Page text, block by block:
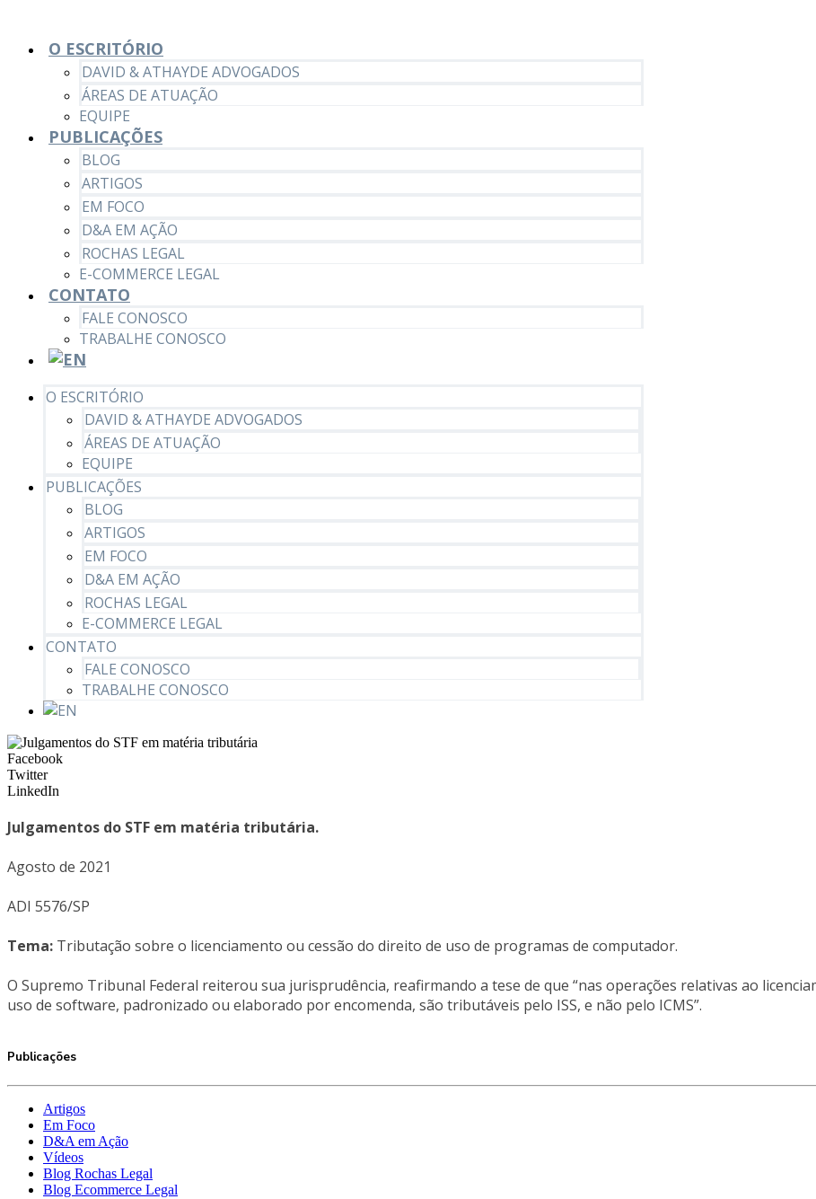
O ESCRITÓRIO
DAVID & ATHAYDE ADVOGADOS
ÁREAS DE ATUAÇÃO
EQUIPE
PUBLICAÇÕES
BLOG
ARTIGOS
EM FOCO
D&A EM AÇÃO
ROCHAS LEGAL
E-COMMERCE LEGAL
CONTATO
FALE CONOSCO
TRABALHE CONOSCO
O ESCRITÓRIO
DAVID & ATHAYDE ADVOGADOS
ÁREAS DE ATUAÇÃO
EQUIPE
PUBLICAÇÕES
BLOG
ARTIGOS
EM FOCO
D&A EM AÇÃO
ROCHAS LEGAL
E-COMMERCE LEGAL
CONTATO
FALE CONOSCO
TRABALHE CONOSCO
Facebook
Twitter
LinkedIn
Julgamentos do STF em matéria tributária.
Agosto de 2021
ADI 5576/SP
Tema: Tributação sobre o licenciamento ou cessão do direito de uso de programas de computador.
O Supremo Tribunal Federal reiterou sua jurisprudência, reafirmando a tese de que “nas operações relativas ao
uso de software, padronizado ou elaborado por encomenda, são tributáveis pelo ISS, e não pelo ICMS”.
Publicações
Artigos
Em Foco
D&A em Ação
Vídeos
Blog Rochas Legal
Blog Ecommerce Legal